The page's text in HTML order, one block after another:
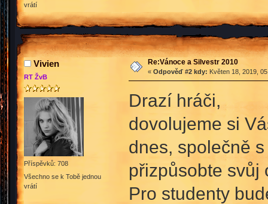
vrátí
Vivien
RT ŽvB
Příspěvků: 708
Všechno se k Tobě jednou
vrátí
Re:Vánoce a Silvestr 2010
« Odpověď #2 kdy: Květen 18, 2019,
Drazí hráči,
dovolujeme si
dnes, společně
přizpůsobte svůj
Pro studenty